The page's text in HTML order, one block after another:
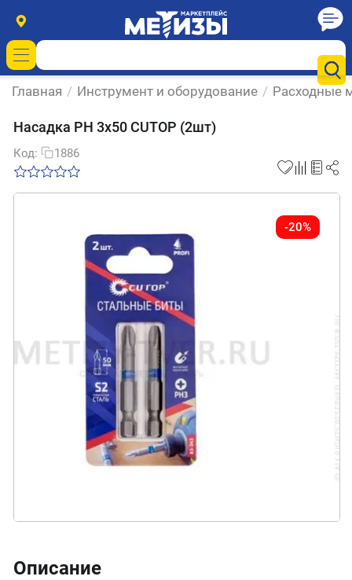
Главная / Инструмент и оборудование / Расходные
Насадка PН 3х50 CUTOP (2шт)
Код: 1886
-20%
Описание